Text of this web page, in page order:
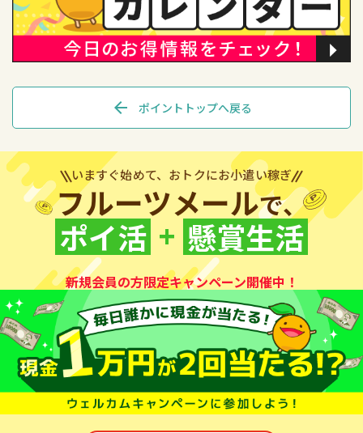
arrow_back ポイントトップへ戻る
いますぐ始めて、おトクにお小遣い稼ぎ
フルーツメールで、
ポイ活 + 懸賞生活
新規会員の方限定キャンペーン開催中！